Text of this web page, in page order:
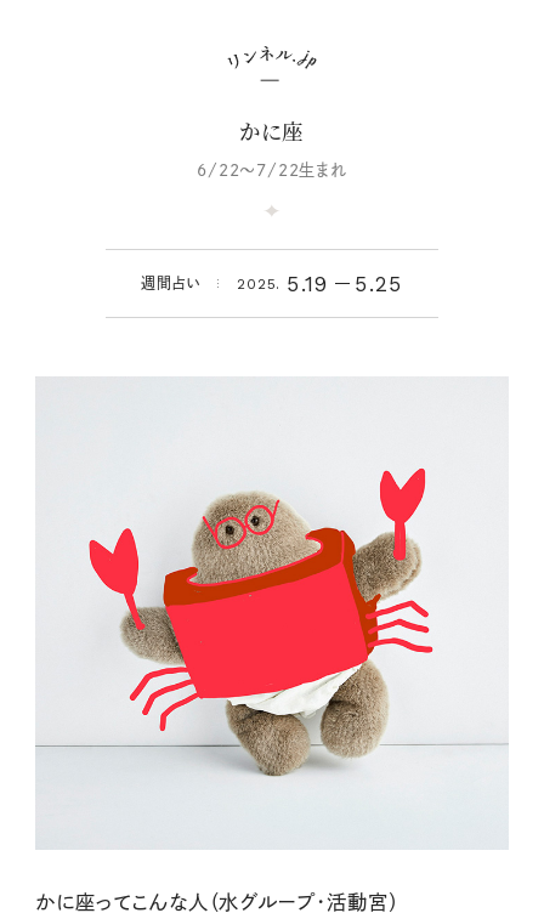
かに座
6/22～7/22生まれ
週間占い 2025. 5.19 5.25
かに座ってこんな人（水グループ・活動宮）